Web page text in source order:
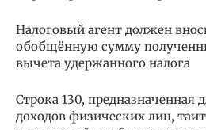
Налоговый агент должен
обобщённую сумму
вычета удержанного налога
Строка 130, предназначенная
доходов физических лиц,